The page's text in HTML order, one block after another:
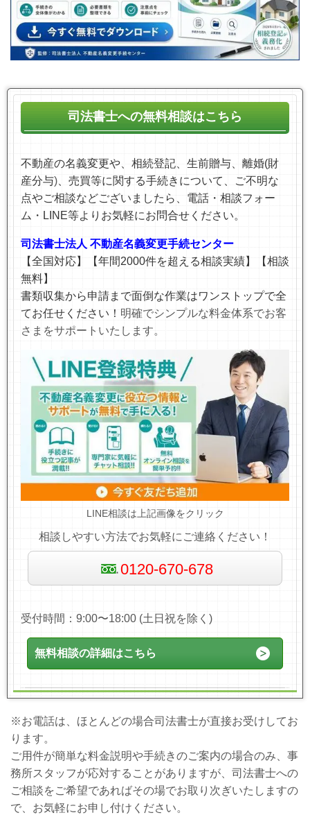
司法書士への無料相談はこちら
不動産の名義変更や、相続登記、生前贈与、離婚(財
産分与) 、売買等に関する手続きについて、ご不明な
点やご相談などございましたら、電話・相談フォー
ム・LINE等より お気軽にお問合せください。
司法書士法人 不動産名義変更手続センター
【全国対応】【年間2000件を超える相談実績】【相談
無料】
書類収集から申請まで面倒な作業はワンストップで全
てお任せください！ 明確でシンプルな料金体系でお客
さまをサポートいたします。
LINE相談は上記画像をクリック
相談しやすい方法でお気軽にご連絡ください！
0120-670-678
受付時間：9:00〜18:00 (土日祝を除く)
無料相談の詳細はこちら
※お電話は、ほとんどの場合司法書士が直接お受けしてお
ります。
ご用件が簡単な料金説明や手続きのご案内の場合のみ、事
務所スタッフが応対することがありますが、司法書士への
ご相談をご希望であればその場でお取り次ぎいたしますの
で、お気軽にお申し付けください。